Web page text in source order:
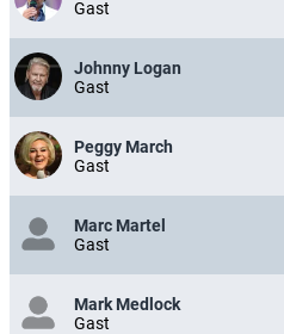
Gast
Johnny Logan
Gast
Peggy March
Gast
Marc Martel
Gast
Mark Medlock
Gast